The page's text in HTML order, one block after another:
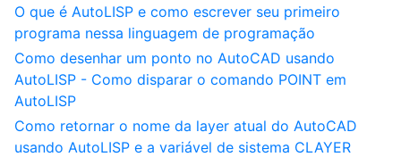
O que é AutoLISP e como escrever seu primeiro
programa nessa linguagem de programação
Como desenhar um ponto no AutoCAD usando
AutoLISP - Como disparar o comando POINT em
AutoLISP
Como retornar o nome da layer atual do AutoCAD
usando AutoLISP e a variável de sistema CLAYER